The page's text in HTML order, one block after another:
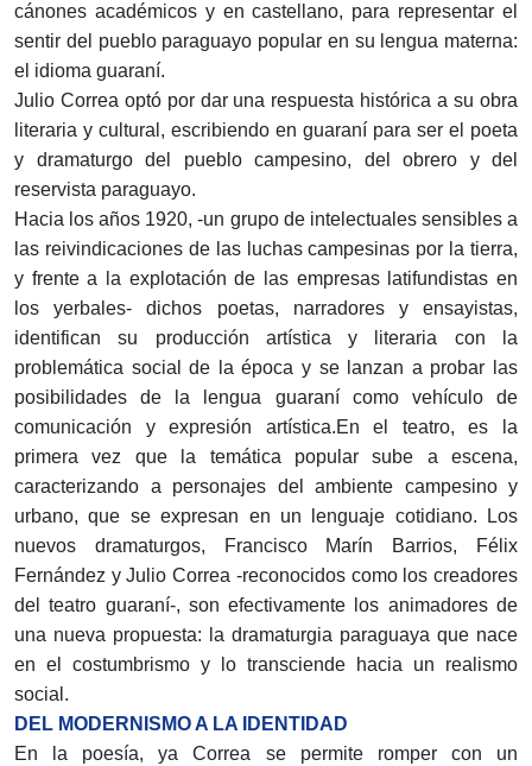
cánones académicos y en castellano, para representar el
sentir del pueblo paraguayo popular en su lengua materna:
el idioma guaraní.
Julio Correa optó por dar una respuesta histórica a su obra
literaria y cultural, escribiendo en guaraní para ser el poeta
y dramaturgo del pueblo campesino, del obrero y del
reservista paraguayo.
Hacia los años 1920, -un grupo de intelectuales sensibles a
las reivindicaciones de las luchas campesinas por la tierra,
y frente a la explotación de las empresas latifundistas en
los yerbales- dichos poetas, narradores y ensayistas,
identifican su producción artística y literaria con la
problemática social de la época y se lanzan a probar las
posibilidades de la lengua guaraní como vehículo de
comunicación y expresión artística.En el teatro, es la
primera vez que la temática popular sube a escena,
caracterizando a personajes del ambiente campesino y
urbano, que se expresan en un lenguaje cotidiano. Los
nuevos dramaturgos, Francisco Marín Barrios, Félix
Fernández y Julio Correa -reconocidos como los creadores
del teatro guaraní-, son efectivamente los animadores de
una nueva propuesta: la dramaturgia paraguaya que nace
en el costumbrismo y lo transciende hacia un realismo
social.
DEL MODERNISMO A LA IDENTIDAD
En la poesía, ya Correa se permite romper con un